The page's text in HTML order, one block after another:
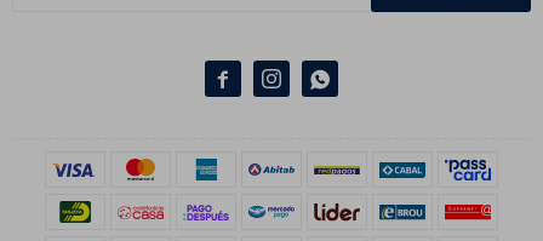
  